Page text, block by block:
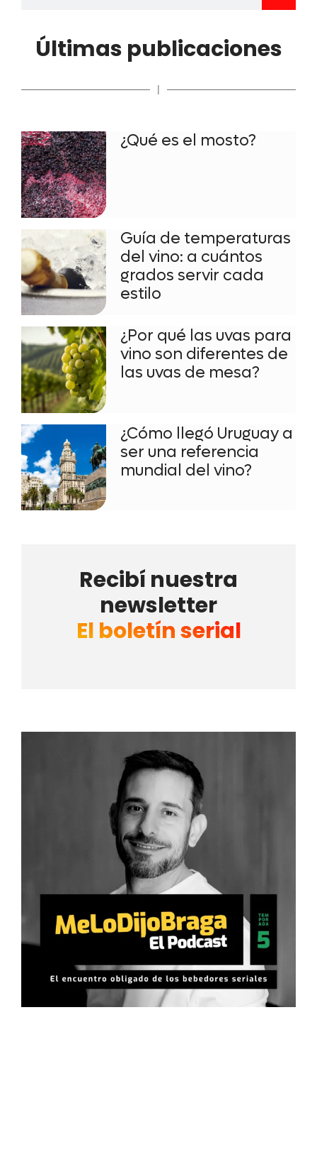
Últimas publicaciones
|
¿Qué es el mosto?
Guía de temperaturas
del vino: a cuántos
grados servir cada
estilo
¿Por qué las uvas para
vino son diferentes de
las uvas de mesa?
¿Cómo llegó Uruguay a
ser una referencia
mundial del vino?
Recibí nuestra
newsletter
El boletín serial